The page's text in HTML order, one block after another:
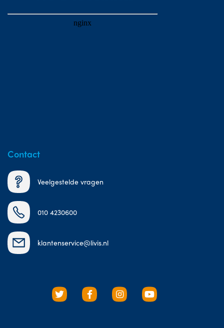
Contact
Veelgestelde vragen
010 4230600
klantenservice@livis.nl